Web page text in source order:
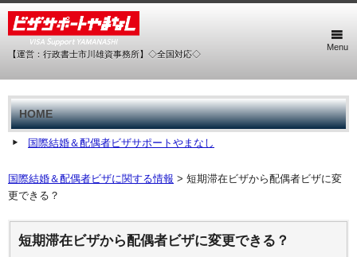
【運営：行政書士市川雄資事務所】◇全国対応◇
Menu
HOME
国際結婚＆配偶者ビザサポートやまなし
国際結婚＆配偶者ビザに関する情報 > 短期滞在ビザから配偶者ビザに変
更できる？
短期滞在ビザから配偶者ビザに変更できる？